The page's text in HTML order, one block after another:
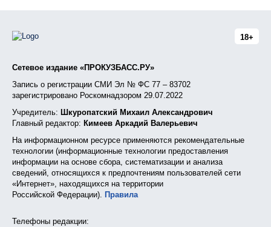
18+
Сетевое издание «ПРОКУЗБАСС.РУ»
Запись о регистрации СМИ Эл № ФС 77 – 83702
зарегистрировано Роскомнадзором 29.07.2022
Учредитель: Шкуропатский Михаил Александрович
Главный редактор: Кимеев Аркадий Валерьевич
На информационном ресурсе применяются рекомендательные
технологии (информационные технологии предоставления
информации на основе сбора, систематизации и анализа
сведений, относящихся к предпочтениям пользователей сети
«Интернет», находящихся на территории
Российской Федерации). Правила
Телефоны редакции: